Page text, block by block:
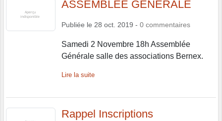
ASSEMBLEE GENERALE
Publiée le 28 oct. 2019 - 0 commentaires
Samedi 2 Novembre 18h Assemblée
Générale salle des associations Bernex.
Lire la suite
Rappel Inscriptions